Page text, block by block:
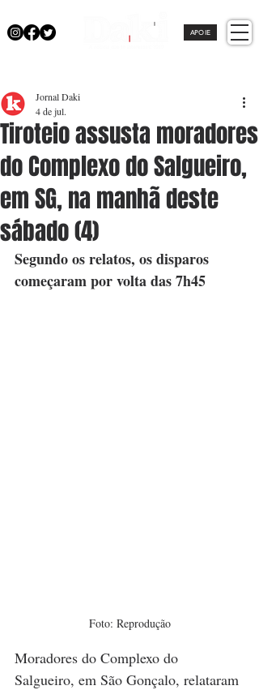
APOIE
Tiroteio assusta moradores
do Complexo do Salgueiro,
em SG, na manhã deste
sábado (4)
Jornal Daki
4 de jul.
Segundo os relatos, os disparos
começaram por volta das 7h45
Foto: Reprodução
Moradores do Complexo do
Salgueiro, em São Gonçalo, relataram